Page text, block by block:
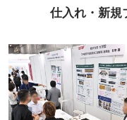
仕入れ・新規